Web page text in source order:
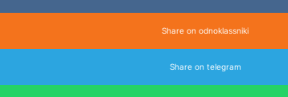
Share on odnoklassniki
Share on telegram